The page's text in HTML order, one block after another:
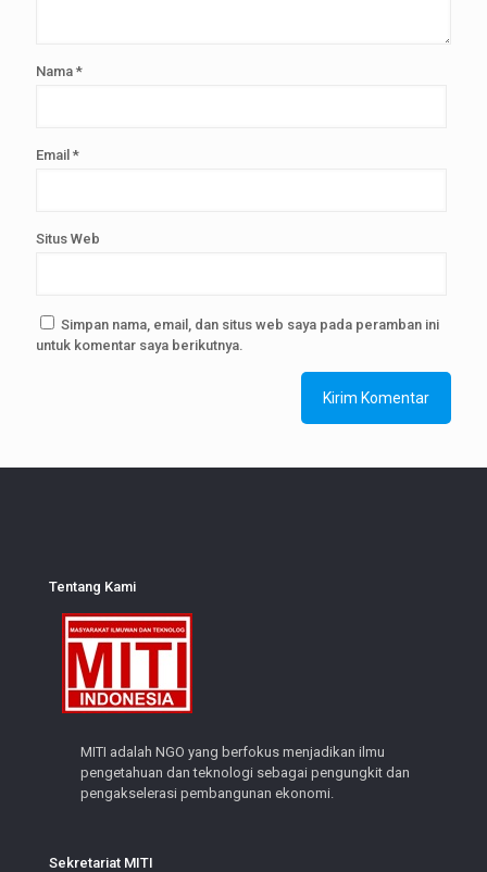
Nama *
Email *
Situs Web
Simpan nama, email, dan situs web saya pada peramban ini
untuk komentar saya berikutnya.
Tentang Kami
MITI adalah NGO yang berfokus menjadikan ilmu
pengetahuan dan teknologi sebagai pengungkit dan
pengakselerasi pembangunan ekonomi.
Sekretariat MITI